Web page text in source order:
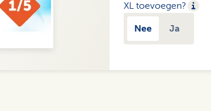
XL toevoegen?
Nee Ja